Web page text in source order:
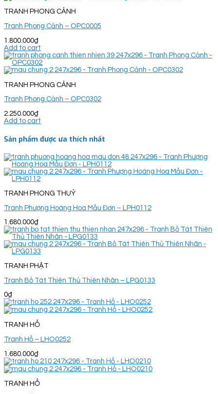
TRANH PHONG CẢNH
Tranh Phong Cảnh – OPC0005
1.800.000₫
Add to cart
TRANH PHONG CẢNH
Tranh Phong Cảnh – OPC0302
2.250.000₫
Add to cart
Sản phẩm được ưa thích nhất
TRANH PHONG THUỶ
Tranh Phượng Hoàng Hoa Mẫu Đơn – LPH0112
1.680.000₫
TRANH PHẬT
Tranh Bồ Tát Thiên Thủ Thiên Nhãn – LPG0133
0₫
TRANH HỔ
Tranh Hổ – LHO0252
1.680.000₫
TRANH HỔ